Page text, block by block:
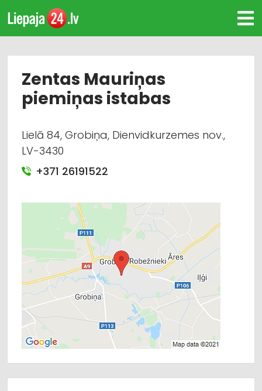
Zentas Mauriņas
piemiņas istabas
Lielā 84, Grobiņa, Dienvidkurzemes nov.,
LV-3430
+371 26191522